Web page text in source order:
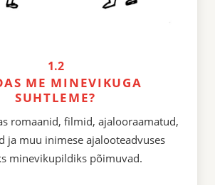
1.2
ME MINEVIKUGA
SUHTLEME?
romaanid, filmid, ajalooraamatud,
ja muu inimese ajalooteadvuses
minevikupildiks põimuvad.